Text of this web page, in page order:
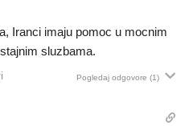
Iranci imaju pomoc u mocnim
sluzbama.
Pogledaj odgovore (1)